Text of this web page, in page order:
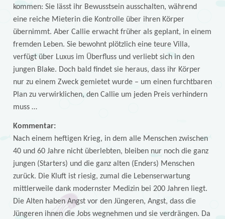
kommen: Sie lässt ihr Bewusstsein ausschalten, während
eine reiche Mieterin die Kontrolle über ihren Körper
übernimmt. Aber Callie erwacht früher als geplant, in einem
fremden Leben. Sie bewohnt plötzlich eine teure Villa,
verfügt über Luxus im Überfluss und verliebt sich in den
jungen Blake. Doch bald findet sie heraus, dass ihr Körper
nur zu einem Zweck gemietet wurde – um einen furchtbaren
Plan zu verwirklichen, den Callie um jeden Preis verhindern
muss …
Kommentar:
Nach einem heftigen Krieg, in dem alle Menschen zwischen
40 und 60 Jahre nicht überlebten, bleiben nur noch die ganz
jungen (Starters) und die ganz alten (Enders) Menschen
zurück. Die Kluft ist riesig, zumal die Lebenserwartung
mittlerweile dank modernster Medizin bei 200 Jahren liegt.
Die Alten haben Angst vor den Jüngeren, Angst, dass die
Jüngeren ihnen die Jobs wegnehmen und sie verdrängen. Da